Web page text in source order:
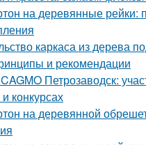
на деревянные рейки:
каркаса из дерева
и рекомендации
Петрозаводск:
конкурсах
на деревянной